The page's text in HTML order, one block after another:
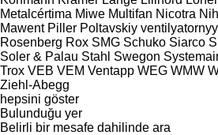
Metalcértima Miwe Multifan Nicotra
Mawent Piller Poltavskiy
Rosenberg Rox SMG Schuko Siarco
Soler & Palau Stahl Swegon
Trox VEB VEM Ventapp WEG WMW
Ziehl-Abegg
hepsini göster
Bulunduğu yer
Belirli bir mesafe dahilinde ara